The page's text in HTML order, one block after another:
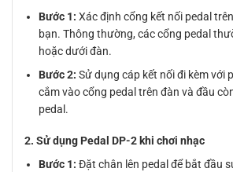
Bước 1: Xác định cổng kết nối pedal
bạn. Thông thường, các cổng pedal
hoặc dưới đàn.
Bước 2: Sử dụng cáp kết nối đi kèm với
cắm vào cổng pedal trên đàn và đầu
pedal.
2. Sử dụng Pedal DP-2 khi chơi nhạc
Bước 1: Đặt chân lên pedal để bắt đầu